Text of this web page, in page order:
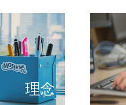
理念
個のチ
もしもが描く未